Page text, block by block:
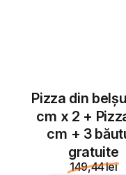
Pizza din
cm x 2 +
cm + 3
gratuite
149,44 lei